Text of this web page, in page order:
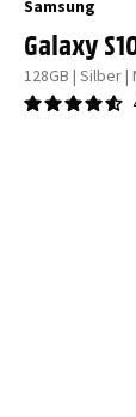
Samsung
Galaxy
128GB | Silber